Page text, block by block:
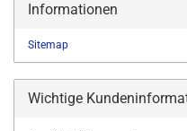
Informationen
Sitemap
Wichtige